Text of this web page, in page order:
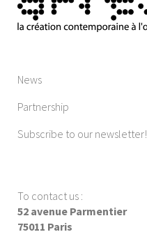
News
Partnership
Subscribe to our newsletter!
To contact us :
52 avenue Parmentier
75011 Paris